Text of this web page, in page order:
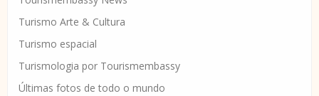
Turismo Arte & Cultura
Turismo espacial
Turismologia por Tourismembassy
Últimas fotos de todo o mundo